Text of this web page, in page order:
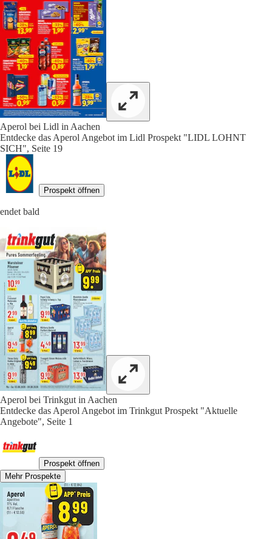
Aperol bei Lidl in Aachen
Entdecke das Aperol Angebot im Lidl Prospekt "LIDL LOHNT
SICH", Seite 19
Prospekt öffnen
endet bald
Aperol bei Trinkgut in Aachen
Entdecke das Aperol Angebot im Trinkgut Prospekt "Aktuelle
Angebote", Seite 1
Prospekt öffnen
Mehr Prospekte